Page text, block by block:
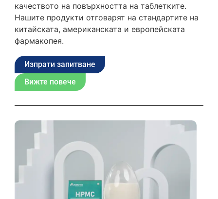
качеството на повърхността на таблетките.
Нашите продукти отговарят на стандартите на
китайската, американската и европейската
фармакопея.
Изпрати запитване
Вижте повече